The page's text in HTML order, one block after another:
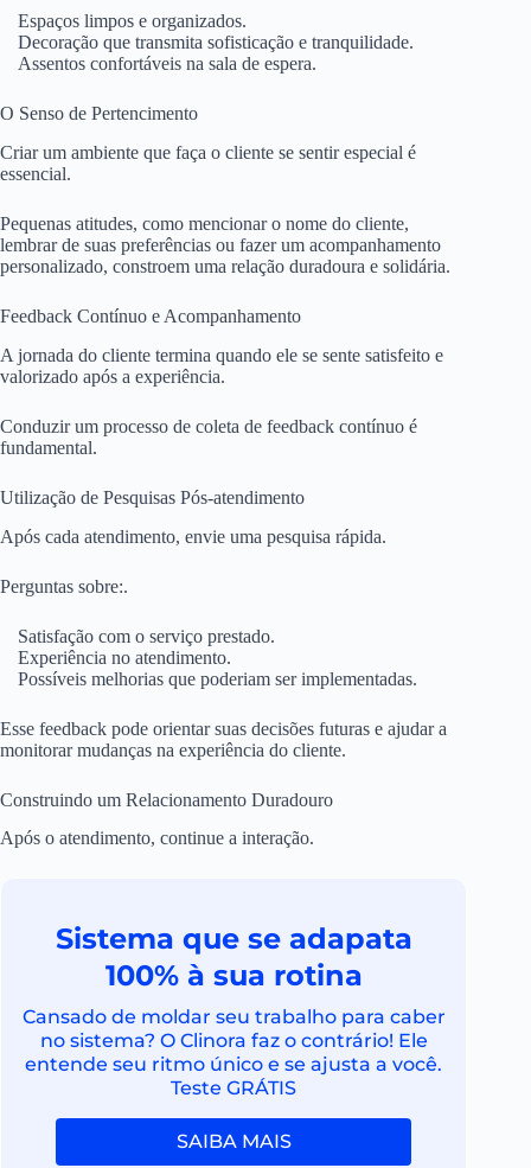
Espaços limpos e organizados.
Decoração que transmita sofisticação e tranquilidade.
Assentos confortáveis na sala de espera.
O Senso de Pertencimento
Criar um ambiente que faça o cliente se sentir especial é
essencial.
Pequenas atitudes, como mencionar o nome do cliente,
lembrar de suas preferências ou fazer um acompanhamento
personalizado, constroem uma relação duradoura e solidária.
Feedback Contínuo e Acompanhamento
A jornada do cliente termina quando ele se sente satisfeito e
valorizado após a experiência.
Conduzir um processo de coleta de feedback contínuo é
fundamental.
Utilização de Pesquisas Pós-atendimento
Após cada atendimento, envie uma pesquisa rápida.
Perguntas sobre:.
Satisfação com o serviço prestado.
Experiência no atendimento.
Possíveis melhorias que poderiam ser implementadas.
Esse feedback pode orientar suas decisões futuras e ajudar a
monitorar mudanças na experiência do cliente.
Construindo um Relacionamento Duradouro
Após o atendimento, continue a interação.
Sistema que se adapata
100% à sua rotina
Cansado de moldar seu trabalho para caber
no sistema? O Clinora faz o contrário! Ele
entende seu ritmo único e se ajusta a você.
Teste GRÁTIS
SAIBA MAIS